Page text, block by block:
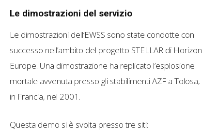
Le dimostrazioni del servizio
Le dimostrazioni dell’EWSS sono state condotte con
successo nell’ambito del progetto STELLAR di Horizon
Europe. Una dimostrazione ha replicato l’esplosione
mortale avvenuta presso gli stabilimenti AZF a Tolosa,
in Francia, nel 2001.
Questa demo si è svolta presso tre siti: